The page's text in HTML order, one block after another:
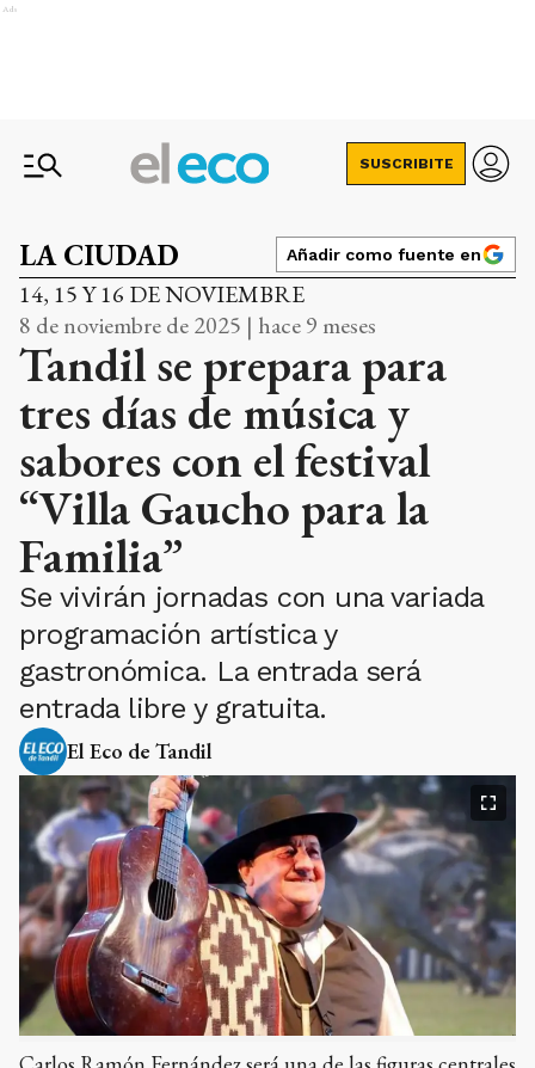
Ads
SUSCRIBITE
LA CIUDAD Añadir como fuente en
14, 15 Y 16 DE NOVIEMBRE
8 de noviembre de 2025 | hace 9 meses
Tandil se prepara para
tres días de música y
sabores con el festival
“Villa Gaucho para la
Familia”
Se vivirán jornadas con una variada
programación artística y
gastronómica. La entrada será
entrada libre y gratuita.
El Eco de Tandil